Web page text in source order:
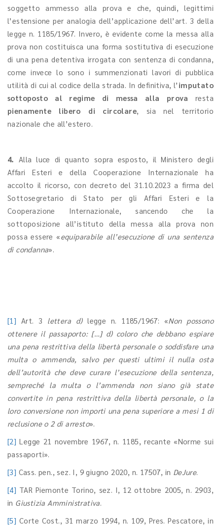
soggetto ammesso alla prova e che, quindi, legittimi
l’estensione per analogia dell’applicazione dell’art. 3 della
legge n. 1185/1967. Invero, è evidente come la messa alla
prova non costituisca una forma sostitutiva di esecuzione
di una pena detentiva irrogata con sentenza di condanna,
come invece lo sono i summenzionati lavori di pubblica
utilità di cui al codice della strada. In definitiva, l’ imputato
sottoposto al regime di messa alla prova resta
pienamente libero di circolare, sia nel territorio
nazionale che all’estero.
4. Alla luce di quanto sopra esposto, il Ministero degli
Affari Esteri e della Cooperazione Internazionale ha
accolto il ricorso, con decreto del 31.10.2023 a firma del
Sottosegretario di Stato per gli Affari Esteri e la
Cooperazione Internazionale, sancendo che la
sottoposizione all’istituto della messa alla prova non
possa essere «equiparabile all’esecuzione di una sentenza
di condanna».
[1] Art. 3 lettera d)legge n. 1185/1967: «Non possono
ottenere il passaporto: […] d) coloro che debbano espiare
una pena restrittiva della libertà personale o soddisfare una
multa o ammenda, salvo per questi ultimi il nulla osta
dell’autorità che deve curare l’esecuzione della sentenza,
sempreché la multa o l’ammenda non siano già state
convertite in pena restrittiva della libertà personale, o la
loro conversione non importi una pena superiore a mesi 1 di
reclusione o 2 di arresto».
[2] Legge 21 novembre 1967, n. 1185, recante «Norme sui
passaporti».
[3] Cass. pen., sez. I, 9 giugno 2020, n. 17507, in DeJure.
[4] TAR Piemonte Torino, sez. I, 12 ottobre 2005, n. 2903,
in Giustizia Amministrativa.
[5] Corte Cost., 31 marzo 1994, n. 109, Pres. Pescatore, in